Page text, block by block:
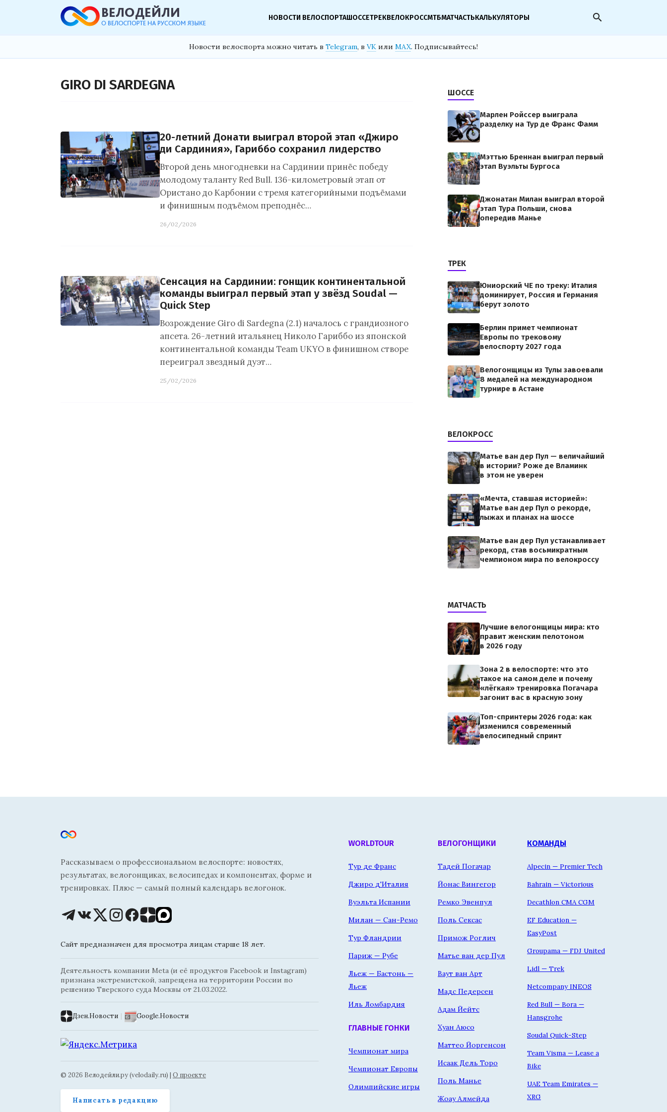
НОВОСТИ ВЕЛОСПОРТАШОССЕТРЕКВЕЛОКРОССМТБМАТЧАСТЬКАЛЬКУЛЯТОРЫ search
Новости велоспорта можно читать в Telegram, в VK или MAX. Подписывайтесь!
GIRO DI SARDEGNA
20-летний Донати выиграл второй этап «Джиро
ди Сардиния», Гариббо сохранил лидерство
Второй день многодневки на Сардинии принёс победу
молодому таланту Red Bull. 136-километровый этап от
Ористано до Карбонии с тремя категорийными подъёмами
и финишным подъёмом преподнёс…
26/02/2026
Сенсация на Сардинии: гонщик континентальной
команды выиграл первый этап у звёзд Soudal —
Quick Step
Возрождение Giro di Sardegna (2.1) началось с грандиозного
апсета. 26-летний итальянец Николо Гариббо из японской
континентальной команды Team UKYO в финишном створе
переиграл звездный дуэт…
25/02/2026
ШОССЕ
Марлен Ройссер выиграла
разделку на Тур де Франс Фамм
Мэттью Бреннан выиграл первый
этап Вуэльты Бургоса
Джонатан Милан выиграл второй
этап Тура Польши, снова
опередив Манье
ТРЕК
Юниорский ЧЕ по треку: Италия
доминирует, Россия и Германия
берут золото
Берлин примет чемпионат
Европы по трековому
велоспорту 2027 года
Велогонщицы из Тулы завоевали
8 медалей на международном
турнире в Астане
ВЕЛОКРОСС
Матье ван дер Пул — величайший
в истории? Роже де Вламинк
в этом не уверен
«Мечта, ставшая историей»:
Матье ван дер Пул о рекорде,
лыжах и планах на шоссе
Матье ван дер Пул устанавливает
рекорд, став восьмикратным
чемпионом мира по велокроссу
МАТЧАСТЬ
Лучшие велогонщицы мира: кто
правит женским пелотоном
в 2026 году
Зона 2 в велоспорте: что это
такое на самом деле и почему
«лёгкая» тренировка Погачара
загонит вас в красную зону
Топ-спринтеры 2026 года: как
изменился современный
велосипедный спринт
Рассказываем о профессиональном велоспорте: новостях,
результатах, велогонщиках, велосипедах и компонентах, форме и
тренировках. Плюс — самый полный календарь велогонок.
Сайт предназначен для просмотра лицам старше 18 лет.
Деятельность компании Meta (и её продуктов Facebook и Instagram)
признана экстремистской, запрещена на территории России по
решению Тверского суда Москвы от 21.03.2022.
Дзен.Новости | Google.Новости
© 2026 Велодейли.ру (velodaily.ru) | О проекте
Написать в редакцию
WORLDTOUR
Тур де Франс
Джиро д'Италия
Вуэльта Испании
Милан — Сан-Ремо
Тур Фландрии
Париж — Рубе
Льеж — Бастонь —
Льеж
Иль Ломбардия
ГЛАВНЫЕ ГОНКИ
Чемпионат мира
Чемпионат Европы
Олимпийские игры
ВЕЛОГОНЩИКИ
Тадей Погачар
Йонас Вингегор
Ремко Эвенпул
Поль Сексас
Примож Роглич
Матье ван дер Пул
Ваут ван Арт
Мадс Педерсен
Адам Йейтс
Хуан Аюсо
Маттео Йоргенсон
Исаак Дель Торо
Поль Манье
Жоау Алмейда
КОМАНДЫ
Alpecin — Premier Tech
Bahrain — Victorious
Decathlon CMA CGM
EF Education —
EasyPost
Groupama — FDJ United
Lidl — Trek
Netcompany INEOS
Red Bull — Bora —
Hansgrohe
Soudal Quick-Step
Team Visma — Lease a
Bike
UAE Team Emirates —
XRG